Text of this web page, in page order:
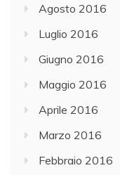
Agosto 2016
Luglio 2016
Giugno 2016
Maggio 2016
Aprile 2016
Marzo 2016
Febbraio 2016